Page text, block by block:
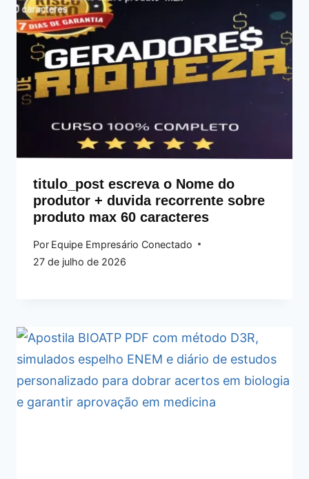
titulo_post escreva o Nome do
produtor + duvida recorrente sobre
produto max 60 caracteres
Por Equipe Empresário Conectado
27 de julho de 2026